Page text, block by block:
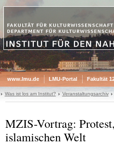
www.lmu.de LMU-Portal Fakultät
Was ist los am Institut? Veranstaltungsarchiv
MZIS-Vortrag:
islamischen Welt